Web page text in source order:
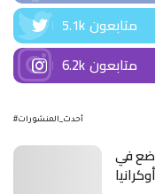
5.1kمتابعون
6.2kمتابعون
#أحدث_المنشورات
في